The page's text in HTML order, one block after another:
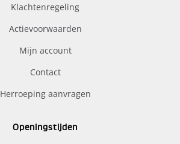
Klachtenregeling
Actievoorwaarden
Mijn account
Contact
Herroeping aanvragen
Openingstijden